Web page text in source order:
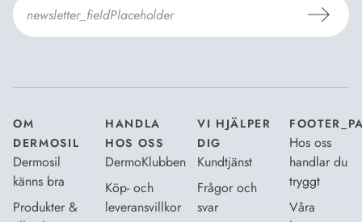
OM
DERMOSIL
Dermosil
känns bra
Produkter &
HANDLA
HOS OSS
DermoKlubben
Köp- och
leveransvillkor
VI HJÄLPER
DIG
Kundtjänst
Frågor och
svar
Hos oss
handlar du
tryggt
Våra